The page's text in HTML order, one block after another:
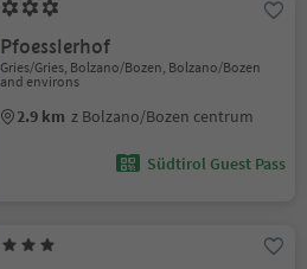
Pfoesslerhof
Gries/Gries, Bolzano/Bozen, Bolzano/Bozen
and environs
2.9 km z Bolzano/Bozen centrum
Südtirol Guest Pass